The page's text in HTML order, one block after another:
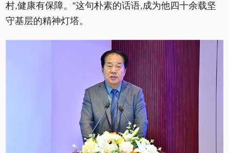
村,健康有保障。”这句朴素的话语,成为他四十余载坚
守基层的精神灯塔。